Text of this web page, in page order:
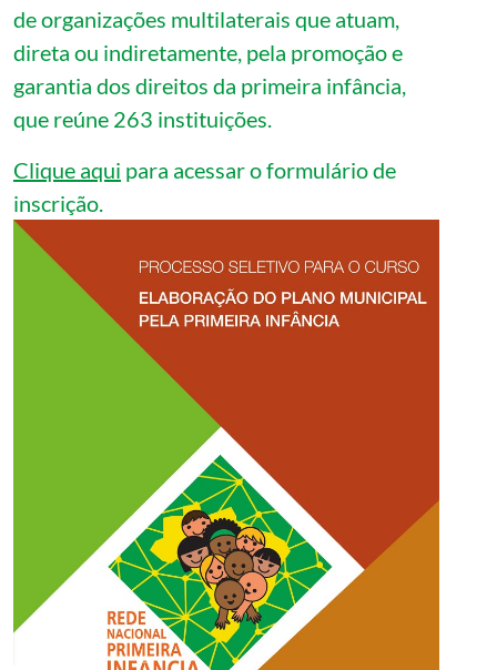
de organizações multilaterais que atuam,
direta ou indiretamente, pela promoção e
garantia dos direitos da primeira infância,
que reúne 263 instituições.
Clique aqui para acessar o formulário de
inscrição.